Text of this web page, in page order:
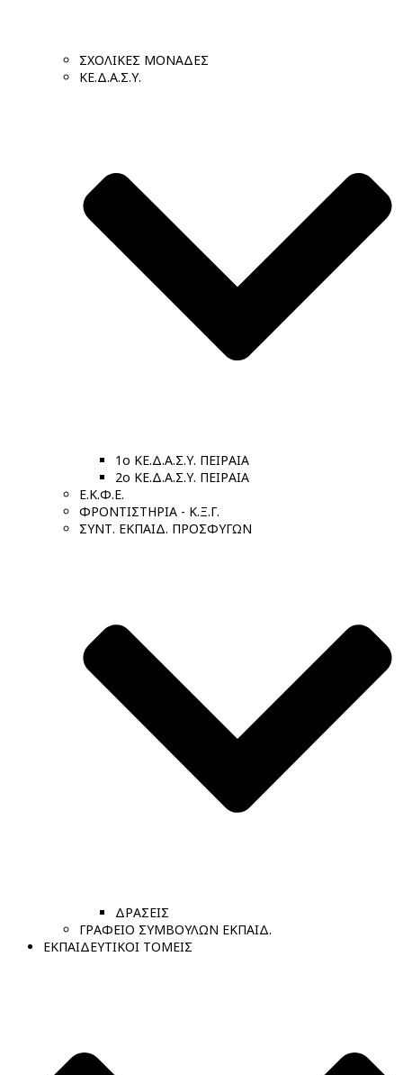
ΣΧΟΛΙΚΕΣ ΜΟΝΑΔΕΣ
ΚΕ.Δ.Α.Σ.Υ.
1ο ΚΕ.Δ.Α.Σ.Υ. ΠΕΙΡΑΙΑ
2ο ΚΕ.Δ.Α.Σ.Υ. ΠΕΙΡΑΙΑ
Ε.Κ.Φ.Ε.
ΦΡΟΝΤΙΣΤΗΡΙΑ - Κ.Ξ.Γ.
ΣΥΝΤ. ΕΚΠΑΙΔ. ΠΡΟΣΦΥΓΩΝ
ΔΡΑΣΕΙΣ
ΓΡΑΦΕΙΟ ΣΥΜΒΟΥΛΩΝ ΕΚΠΑΙΔ.
ΕΚΠΑΙΔΕΥΤΙΚΟΙ ΤΟΜΕΙΣ